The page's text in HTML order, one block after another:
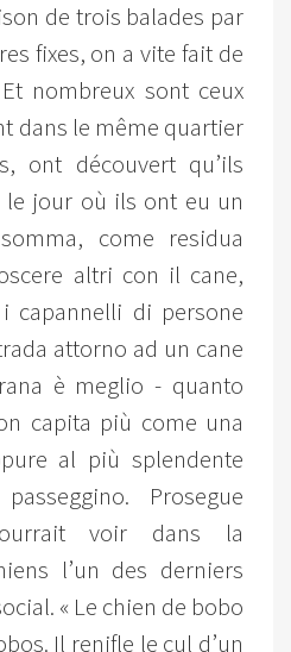
de trois balades par
fixes, on a vite fait de
nombreux sont ceux
dans le même quartier
ont découvert qu’ils
le jour où ils ont eu un
come residua
altri con il cane,
capannelli di persone
attorno ad un cane
è meglio - quanto
capita più come una
al più splendente
Prosegue
voir dans la
l’un des derniers
« Le chien de bobo
Il renifle le cul d’un